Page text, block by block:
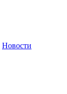
Новости